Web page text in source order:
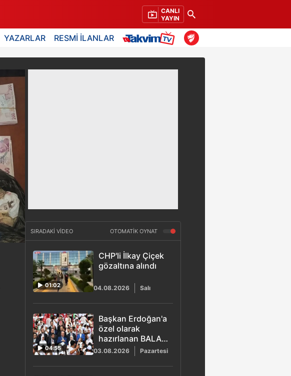
CANLI
YAYIN
YAZARLAR RESMİ İLANLAR
SIRADAKİ VİDEO OTOMATİK OYNAT
01:02
CHP'li İlkay Çiçek
gözaltına alındı
04.08.2026 Salı
04:55
Başkan Erdoğan'a
özel olarak
hazırlanan BALA
şarkısı yayımlandı
03.08.2026 Pazartesi